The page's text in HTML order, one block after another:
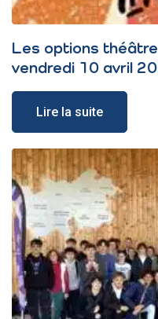
Les options
vendredi 10 avril
Lire la suite